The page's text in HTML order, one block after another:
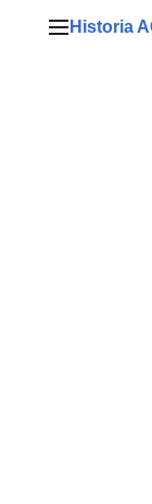
Menu
Historia